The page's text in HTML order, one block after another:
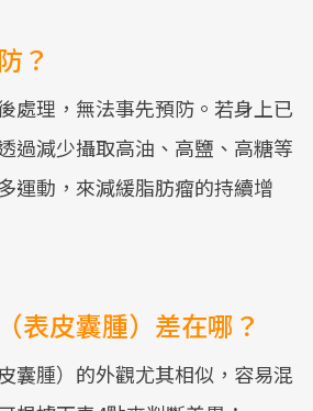
？
處理，無法事先預防。若身上已
過減少攝取高油、高鹽、高糖等
運動，來減緩脂肪瘤的持續增
表皮囊腫）差在哪？
囊腫）的外觀尤其相似，容易混